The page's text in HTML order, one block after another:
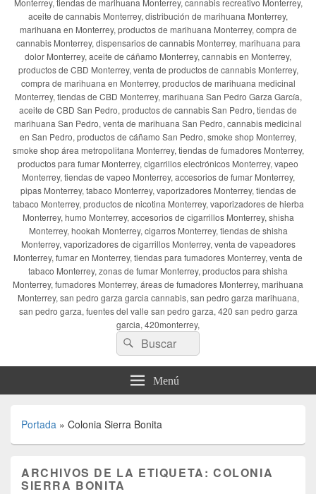
Monterrey, tiendas de marihuana Monterrey, cannabis recreativo Monterrey,
aceite de cannabis Monterrey, distribución de marihuana Monterrey,
marihuana en Monterrey, productos de marihuana Monterrey, compra de
cannabis Monterrey, dispensarios de cannabis Monterrey, marihuana para
dolor Monterrey, aceite de cáñamo Monterrey, cannabis en Monterrey,
productos de CBD Monterrey, venta de productos de cannabis Monterrey,
compra de marihuana en Monterrey, productos de marihuana medicinal
Monterrey, tiendas de CBD Monterrey, marihuana San Pedro Garza García,
aceite de CBD San Pedro, productos de cannabis San Pedro, tiendas de
marihuana San Pedro, venta de marihuana San Pedro, cannabis medicinal
en San Pedro, productos de cáñamo San Pedro, smoke shop Monterrey,
smoke shop área metropolitana Monterrey, tiendas de fumadores Monterrey,
productos para fumar Monterrey, cigarrillos electrónicos Monterrey, vapeo
Monterrey, tiendas de vapeo Monterrey, accesorios de fumar Monterrey,
pipas Monterrey, tabaco Monterrey, vaporizadores Monterrey, tiendas de
tabaco Monterrey, productos de nicotina Monterrey, vaporizadores de hierba
Monterrey, humo Monterrey, accesorios de cigarrillos Monterrey, shisha
Monterrey, hookah Monterrey, cigarros Monterrey, tiendas de shisha
Monterrey, vaporizadores de cigarrillos Monterrey, venta de vapeadores
Monterrey, fumar en Monterrey, tiendas para fumadores Monterrey, venta de
tabaco Monterrey, zonas de fumar Monterrey, productos para shisha
Monterrey, fumadores Monterrey, áreas de fumadores Monterrey, marihuana
Monterrey, san pedro garza garcia cannabis, san pedro garza marihuana,
san pedro garza, fuentes del valle san pedro garza, 420 san pedro garza
garcia, 420monterrey,
Buscar
por:
Buscar
Menú
Portada » Colonia Sierra Bonita
ARCHIVOS DE LA ETIQUETA:COLONIA
SIERRA BONITA